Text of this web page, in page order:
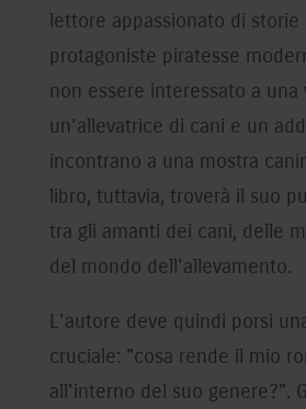
lettore appassionato di storie
protagoniste piratesse
non essere interessato a una
un'allevatrice di cani e un
incontrano a una mostra
libro, tuttavia, troverà il suo
tra gli amanti dei cani, delle
del mondo dell'allevamento.
L'autore deve quindi porsi
cruciale: "cosa rende il mio
all'interno del suo genere?".